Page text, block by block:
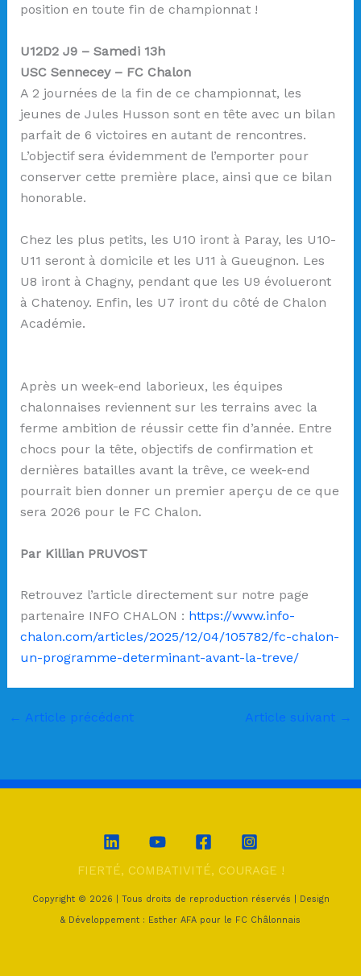
position en toute fin de championnat !
U12D2 J9 – Samedi 13h
USC Sennecey – FC Chalon
A 2 journées de la fin de ce championnat, les
jeunes de Jules Husson sont en tête avec un bilan
parfait de 6 victoires en autant de rencontres.
L’objectif sera évidemment de l’emporter pour
conserver cette première place, ainsi que ce bilan
honorable.
Chez les plus petits, les U10 iront à Paray, les U10-
U11 seront à domicile et les U11 à Gueugnon. Les
U8 iront à Chagny, pendant que les U9 évolueront
à Chatenoy. Enfin, les U7 iront du côté de Chalon
Académie.
Après un week-end laborieux, les équipes
chalonnaises reviennent sur les terrains avec la
ferme ambition de réussir cette fin d’année. Entre
chocs pour la tête, objectifs de confirmation et
dernières batailles avant la trêve, ce week-end
pourrait bien donner un premier aperçu de ce que
sera 2026 pour le FC Chalon.
Par Killian PRUVOST
Retrouvez l’article directement sur notre page
partenaire INFO CHALON : https://www.info-
chalon.com/articles/2025/12/04/105782/fc-chalon-
un-programme-determinant-avant-la-treve/
← Article précédent Article suivant →
FIERTÉ, COMBATIVITÉ, COURAGE !
Copyright © 2026 | Tous droits de reproduction réservés | Design
& Développement : Esther AFA pour le FC Châlonnais